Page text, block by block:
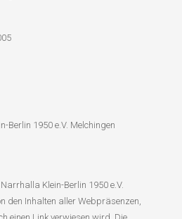
Berlin 1950 e.V. Melchingen
Klein-Berlin 1950 e.V.
den Inhalten aller Webpräsenzen,